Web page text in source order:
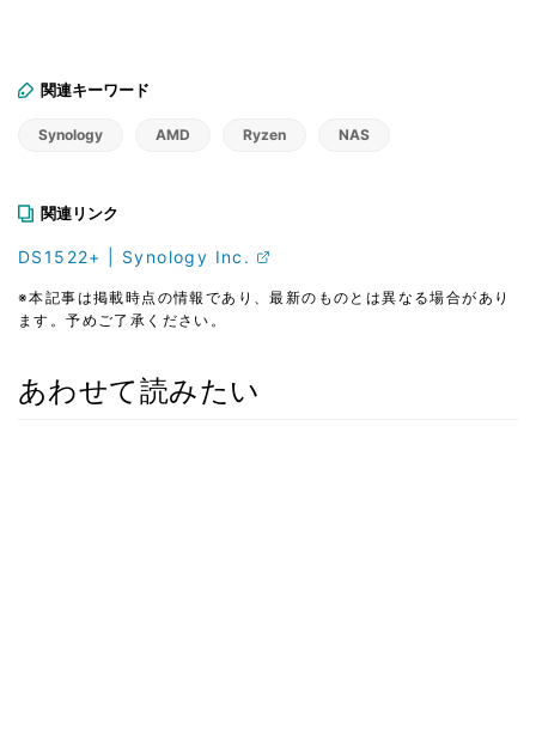
関連キーワード
Synology AMD Ryzen NAS
関連リンク
DS1522+ | Synology Inc.
※本記事は掲載時点の情報であり、最新のものとは異なる場合があり
ます。予めご了承ください。
あわせて読みたい